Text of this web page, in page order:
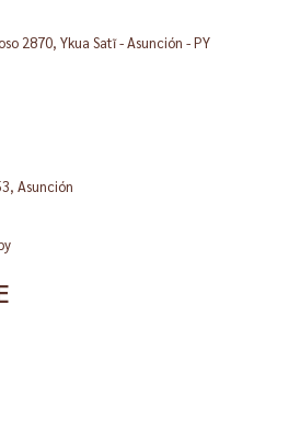
2870, Ykua Satĩ - Asunción - PY
Asunción